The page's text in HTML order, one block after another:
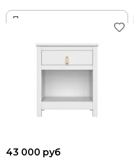
43 000 руб